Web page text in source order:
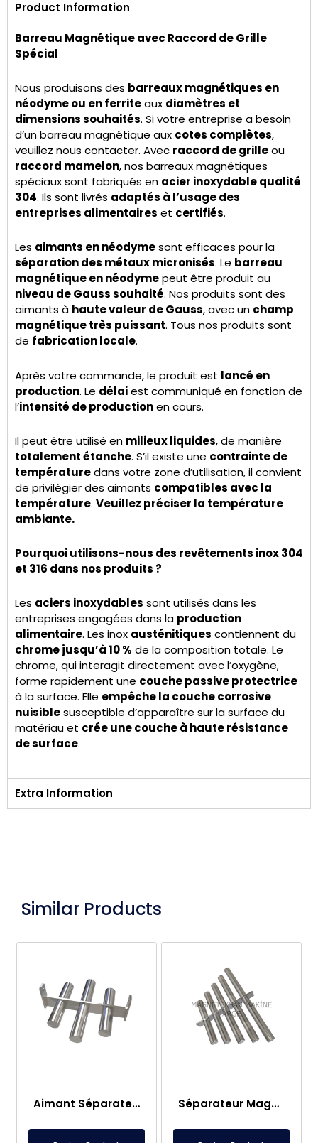
Product Information
Barreau Magnétique avec Raccord de Grille
Spécial
Nous produisons des barreaux magnétiques en
néodyme ou en ferriteaux diamètres et
dimensions souhaités. Si votre entreprise a besoin
d’un barreau magnétique aux cotes complètes,
veuillez nous contacter. Avec raccord de grilleou
raccord mamelon, nos barreaux magnétiques
spéciaux sont fabriqués en acier inoxydable qualité
304. Ils sont livrés adaptés à l’usage des
entreprises alimentaires et certifiés.
Les aimants en néodymesont efficaces pour la
séparation des métaux micronisés. Le barreau
magnétique en néodymepeut être produit au
niveau de Gauss souhaité. Nos produits sont des
aimants à haute valeur de Gauss, avec un champ
magnétique très puissant. Tous nos produits sont
de fabrication locale.
Après votre commande, le produit est lancé en
production. Le délaiest communiqué en fonction de
l’intensité de productionen cours.
Il peut être utilisé en milieux liquides, de manière
totalement étanche. S’il existe une contrainte de
températuredans votre zone d’utilisation, il convient
de privilégier des aimants compatibles avec la
température. Veuillez préciser la température
ambiante.
Pourquoi utilisons-nous des revêtements inox 304
et 316 dans nos produits ?
Les aciers inoxydables sont utilisés dans les
entreprises engagées dans la production
alimentaire. Les inox austénitiques contiennent du
chrome jusqu’à 10 % de la composition totale. Le
chrome, qui interagit directement avec l’oxygène,
forme rapidement une couche passive protectrice
à la surface. Elle empêche la couche corrosive
nuisiblesusceptible d’apparaître sur la surface du
matériau et crée une couche à haute résistance
de surface.
Extra Information
Similar Products
Aimant Séparateur Métallique à Grille Neodyme Design Personnalisé, 3 Barres Séparateur Magnétique en Forme de Croix à Design Spécial